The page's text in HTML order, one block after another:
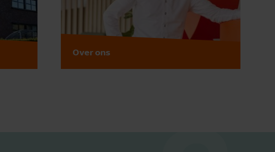
Over ons